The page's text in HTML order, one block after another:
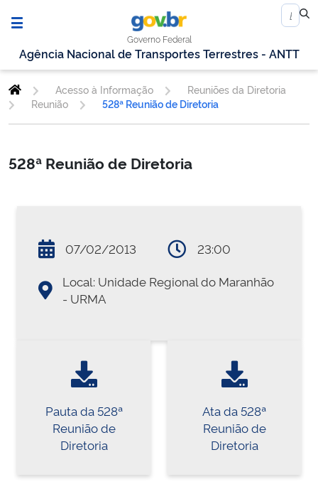
Governo Federal
Agência Nacional de Transportes Terrestres - ANTT
Acesso à Informação
Reuniões da Diretoria
Reunião
528ª Reunião de Diretoria
528ª Reunião de Diretoria
07/02/2013
23:00
Local: Unidade Regional do Maranhão
- URMA
Pauta da 528ª
Reunião de
Diretoria
Ata da 528ª
Reunião de
Diretoria